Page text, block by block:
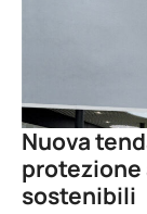
Nuova
sostenibili